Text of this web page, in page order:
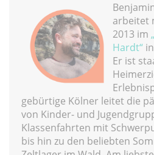
arbeitet
2013 im
Hardt“
Er ist
gebürtige Kölner leitet die
von Kinder- und
Klassenfahrten mit
bis hin zu den beliebten